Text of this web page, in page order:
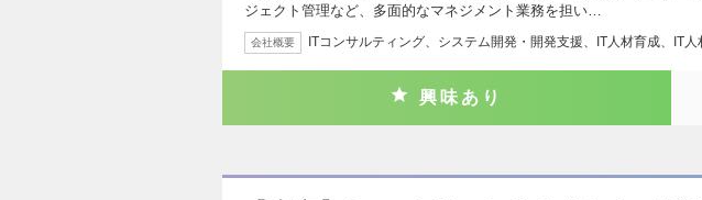
ジェクト管理など、多面的なマネジメント業務を担い…
会社概要 ITコンサルティング、システム開発・開発支援、IT人材育成、IT人
興味あり